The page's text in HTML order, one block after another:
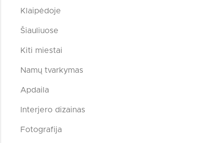
Klaipėdoje
Šiauliuose
Kiti miestai
Namų tvarkymas
Apdaila
Interjero dizainas
Fotografija